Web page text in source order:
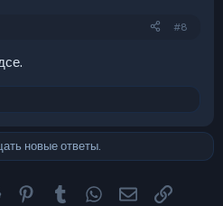
#8
новые ответы.
Reddit PinterestTumblr WhatsApp
Электронная
Ссылка